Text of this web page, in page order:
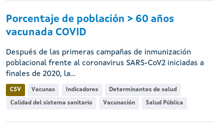
Porcentaje de población > 60 años
vacunada COVID
Después de las primeras campañas de inmunización
poblacional frente al coronavirus SARS-CoV2 iniciadas a
finales de 2020, la...
CSV Vacunas Indicadores Determinantes de salud
Calidad del sistema sanitario Vacunación Salud Pública